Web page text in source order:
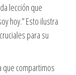
lección que
hoy.” Esto ilustra
para su
que compartimos